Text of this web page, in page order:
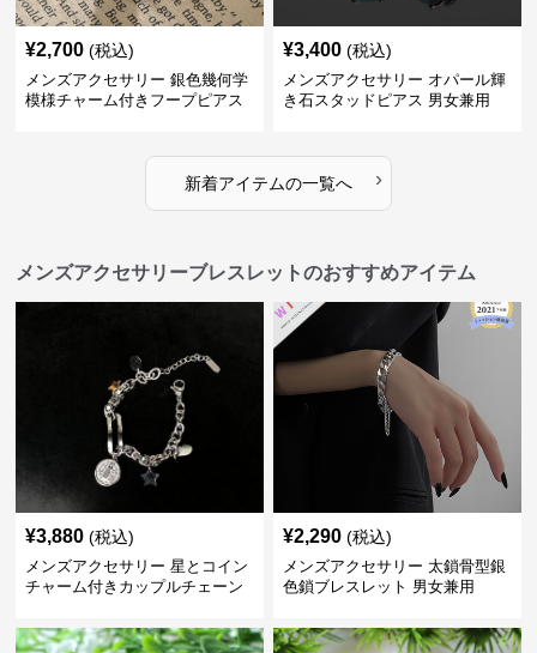
¥2,700 (税込)
メンズアクセサリー 銀色幾何学
模様チャーム付きフープピアス
¥3,400 (税込)
メンズアクセサリー オパール輝
き石スタッドピアス 男女兼用
新着アイテムの一覧へ ›
メンズアクセサリーブレスレットのおすすめアイテム
¥3,880 (税込)
メンズアクセサリー 星とコイン
チャーム付きカップルチェーン
¥2,290 (税込)
メンズアクセサリー 太鎖骨型銀
色鎖ブレスレット 男女兼用